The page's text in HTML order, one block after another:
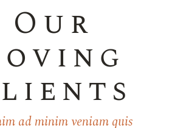
Our
ad minim veniam quis